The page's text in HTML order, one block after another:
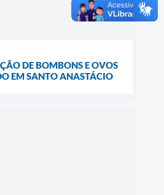
DE BOMBONS E OVOS
EM SANTO ANASTÁCIO